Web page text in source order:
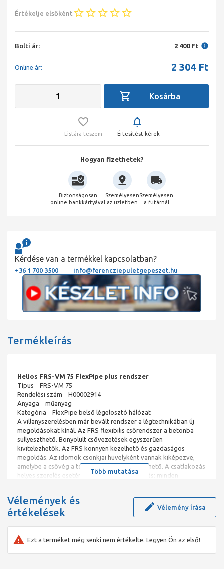
Értékelje elsőként
Bolti ár: 2 400 Ft
Online ár: 2 304 Ft
Listára teszem Értesítést kérek
Hogyan fizethetek?
Biztonságosan
online bankkártyával
Személyesen
az üzletben
Személyesen
a futárnál
Kérdése van a termékkel kapcsolatban?
+36 1 700 3500 info@ferencziepuletgepeszet.hu
Termékleírás
Helios FRS-VM 75 FlexPipe plus rendszer
Típus FRS-VM 75
Rendelési szám H00002914
Anyaga műanyag
Kategória FlexPipe belső légelosztó hálózat
A villanyszerelésben már bevált rendszer a légtechnikában új
megoldásokat kínál. Az FRS flexibilis csőrendszer a betonba
süllyeszthető. Bonyolult csővezetések egyszerűen
kivitelezhetők. Az FRS könnyen kezelhető és gazdaságos
megoldás. Az idomok csonkjai hüvelyként vannak kiképezve,
amelybe a csővég a tömítőgyűrűvel behelyezhető. A csatlakozás
helyes szerelés esetén IP 66 védettségű. Utalás: minden
tömítést külön kell rendelni.
Több mutatása
Vélemények és
értékelések
Vélemény írása
Ezt a terméket még senki nem értékelte. Legyen Ön az első!